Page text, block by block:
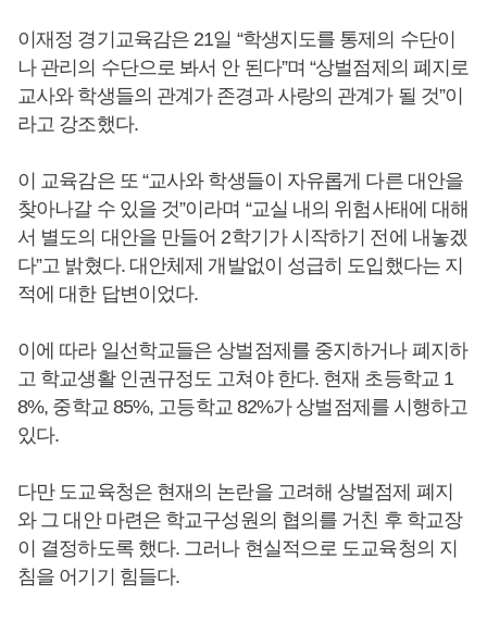
이재정 경기교육감은 21일 “학생지도를 통제의 수단이
나 관리의 수단으로 봐서 안 된다”며 “상벌점제의 폐지로
교사와 학생들의 관계가 존경과 사랑의 관계가 될 것”이
라고 강조했다.
이 교육감은 또 “교사와 학생들이 자유롭게 다른 대안을
찾아나갈 수 있을 것”이라며 “교실 내의 위험사태에 대해
서 별도의 대안을 만들어 2학기가 시작하기 전에 내놓겠
다”고 밝혔다. 대안체제 개발없이 성급히 도입했다는 지
적에 대한 답변이었다.
이에 따라 일선학교들은 상벌점제를 중지하거나 폐지하
고 학교생활 인권규정도 고쳐야 한다. 현재 초등학교 1
8%, 중학교 85%, 고등학교 82%가 상벌점제를 시행하고
있다.
다만 도교육청은 현재의 논란을 고려해 상벌점제 폐지
와 그 대안 마련은 학교구성원의 협의를 거친 후 학교장
이 결정하도록 했다. 그러나 현실적으로 도교육청의 지
침을 어기기 힘들다.